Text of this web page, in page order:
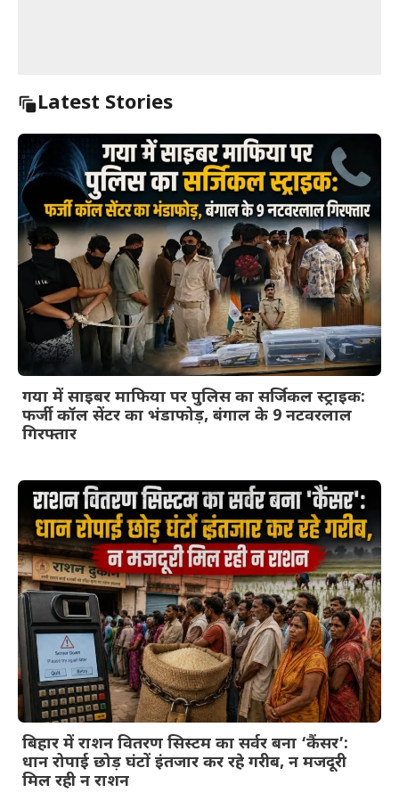
Latest Stories
गया में साइबर माफिया पर पुलिस का सर्जिकल स्ट्राइक:
फर्जी कॉल सेंटर का भंडाफोड़, बंगाल के 9 नटवरलाल
गिरफ्तार
बिहार में राशन वितरण सिस्टम का सर्वर बना ‘कैंसर’:
धान रोपाई छोड़ घंटों इंतजार कर रहे गरीब, न मजदूरी
मिल रही न राशन